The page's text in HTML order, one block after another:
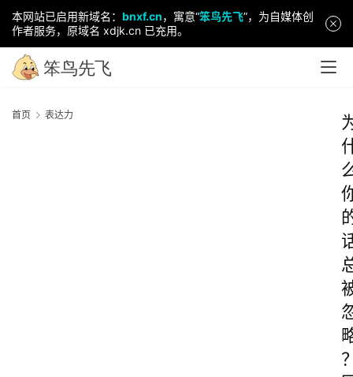
本网站已启用新域名： bnxf.cn，寓意“笨鸟先飞”，为自媒体创
作者服务，原域名 xdjk.cn 已充用。
首页 表达力